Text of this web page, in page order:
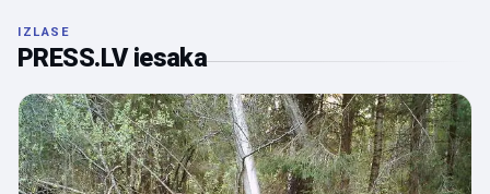
IZLASE
PRESS.LV iesaka